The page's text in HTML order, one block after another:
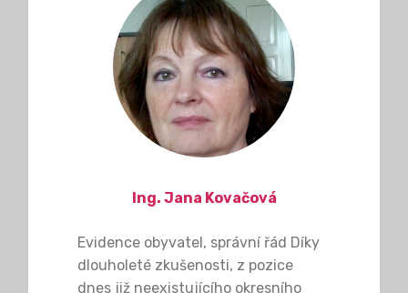
Ing. Jana Kovačová
Evidence obyvatel, správní řád Díky
dlouholeté zkušenosti, z pozice
dnes již neexistujícího okresního